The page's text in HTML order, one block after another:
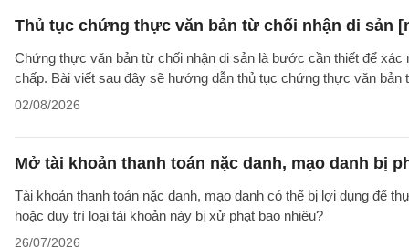
Thủ tục chứng thực văn bản từ chối nhận di sản
Chứng thực văn bản từ chối nhận di sản là bước cần thiết để
chấp. Bài viết sau đây sẽ hướng dẫn thủ tục chứng thực văn
02/08/2026
Mở tài khoản thanh toán nặc danh, mạo danh bị
Tài khoản thanh toán nặc danh, mạo danh có thể bị lợi dụng để
hoặc duy trì loại tài khoản này bị xử phạt bao nhiêu?
26/07/2026